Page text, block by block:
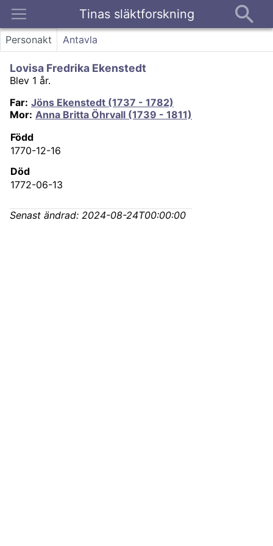
Tinas släktforskning
Kontakt
Personakt Antavla
Lovisa Fredrika Ekenstedt
Blev 1 år.
Far: Jöns Ekenstedt (1737 - 1782)
Mor: Anna Britta Öhrvall (1739 - 1811)
Född
1770-12-16
Död
1772-06-13
Senast ändrad: 2024-08-24T00:00:00